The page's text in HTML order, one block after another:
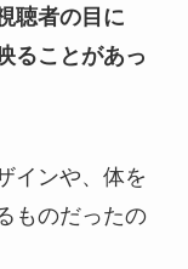
聴者の目に
ることがあっ
インや、体を
ものだったの